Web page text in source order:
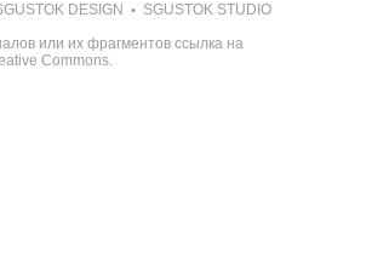
DESIGN • SGUSTOK STUDIO
или их фрагментов ссылка на
Commons